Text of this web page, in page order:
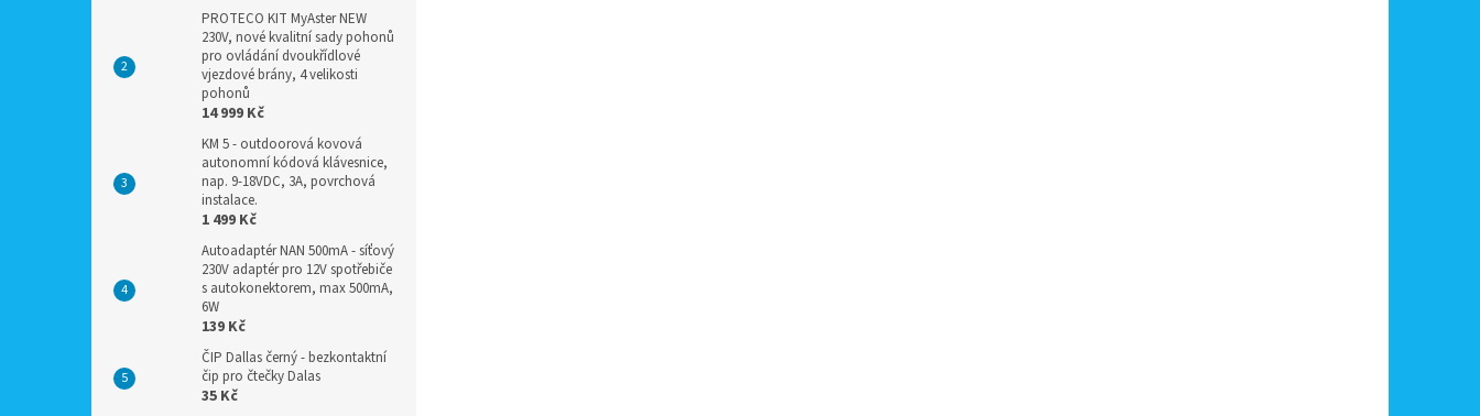
PROTECO KIT MyAster NEW
230V, nové kvalitní sady pohonů
pro ovládání dvoukřídlové
vjezdové brány, 4 velikosti
pohonů
14 999 Kč
KM 5 - outdoorová kovová
autonomní kódová klávesnice,
nap. 9-18VDC, 3A, povrchová
instalace.
1 499 Kč
Autoadaptér NAN 500mA - síťový
230V adaptér pro 12V spotřebiče
s autokonektorem, max 500mA,
6W
139 Kč
ČIP Dallas černý - bezkontaktní
čip pro čtečky Dalas
35 Kč